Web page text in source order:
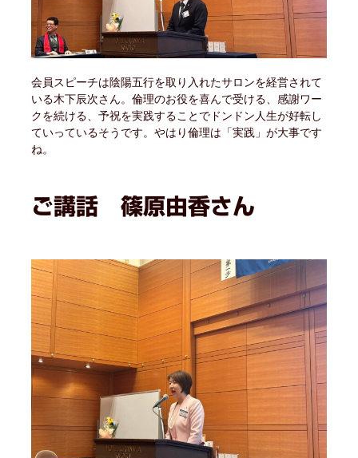
会員スピーチは陰陽五行を取り入れたサロンを経営されて
いる木下辰次さん。倫理のお役を喜んで受ける、感謝ワー
クを続ける、予祝を実践することでドンドン人生が好転し
ていっているそうです。やはり倫理は「実践」が大事です
ね。
ご講話 篠原由香さん